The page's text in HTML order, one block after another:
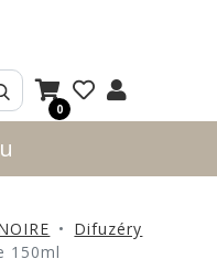
0
Difuzéry
150ml